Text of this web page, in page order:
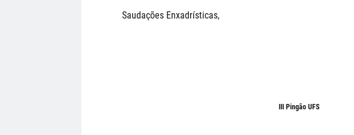
Saudações Enxadrísticas,
III Pingão UFS